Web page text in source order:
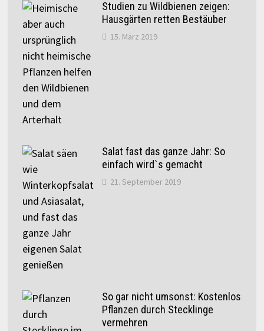
Studien zu Wildbienen zeigen:
Hausgärten retten Bestäuber
15. März 2019
Salat fast das ganze Jahr: So
einfach wird`s gemacht
21. September 2019
So gar nicht umsonst: Kostenlos
Pflanzen durch Stecklinge
vermehren